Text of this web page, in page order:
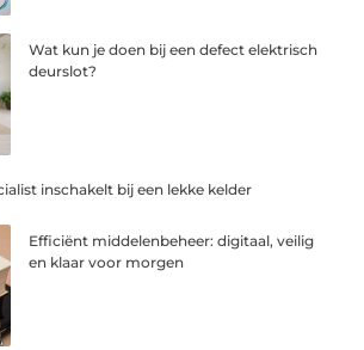
Wat kun je doen bij een defect elektrisch
deurslot?
inschakelt bij een lekke kelder
Efficiënt middelenbeheer: digitaal, veilig
en klaar voor morgen